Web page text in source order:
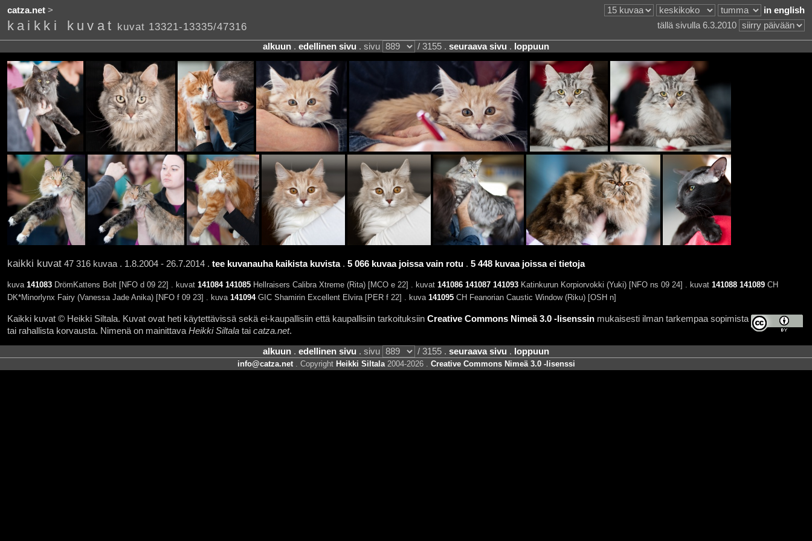
catza.net> in english
kaikki kuvat kuvat 13321-13335/47316 tällä sivulla 6.3.2010
alkuun . edellinen sivu . sivu / 3155 . seuraava sivu . loppuun
kaikki kuvat47 316 kuvaa . 1.8.2004 - 26.7.2014 . tee kuvanauha kaikista kuvista. 5 066 kuvaa joissa vain rotu. 5 448 kuvaa joissa ei tietoja
kuva 141083DrömKattens Bolt [NFO d 09 22] . kuvat 141084 141085Hellraisers Calibra Xtreme (Rita) [MCO e 22] . kuvat 141086 141087 141093Katinkurun Korpiorvokki (Yuki) [NFO ns 09 24] . kuvat 141088 141089CH
DK*Minorlynx Fairy (Vanessa Jade Anika) [NFO f 09 23] . kuva 141094GIC Shamirin Excellent Elvira [PER f 22] . kuva 141095CH Feanorian Caustic Window (Riku) [OSH n]
Kaikki kuvat © Heikki Siltala. Kuvat ovat heti käytettävissä sekä ei-kaupallisiin että kaupallisiin tarkoituksiin Creative Commons Nimeä 3.0 -lisenssinmukaisesti ilman tarkempaa sopimista
tai rahallista korvausta. Nimenä on mainittava Heikki Siltalatai catza.net.
alkuun . edellinen sivu . sivu / 3155 . seuraava sivu . loppuun
info@catza.net. Copyright Heikki Siltala2004-2026 . Creative Commons Nimeä 3.0 -lisenssi